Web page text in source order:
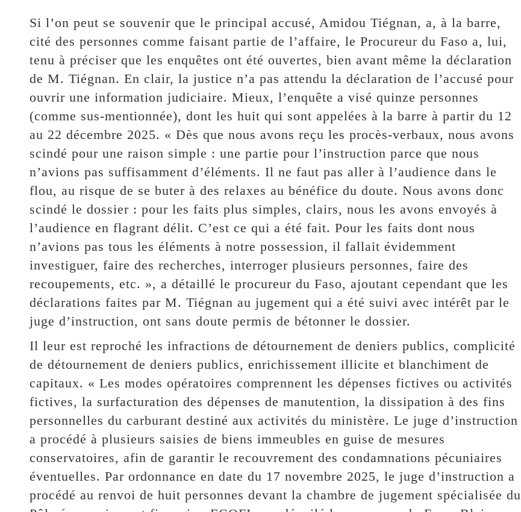
Si l’on peut se souvenir que le principal accusé, Amidou Tiégnan, a, à la barre,
cité des personnes comme faisant partie de l’affaire, le Procureur du Faso a, lui,
tenu à préciser que les enquêtes ont été ouvertes, bien avant même la déclaration
de M. Tiégnan. En clair, la justice n’a pas attendu la déclaration de l’accusé pour
ouvrir une information judiciaire. Mieux, l’enquête a visé quinze personnes
(comme sus-mentionnée), dont les huit qui sont appelées à la barre à partir du 12
au 22 décembre 2025. « Dès que nous avons reçu les procès-verbaux, nous avons
scindé pour une raison simple : une partie pour l’instruction parce que nous
n’avions pas suffisamment d’éléments. Il ne faut pas aller à l’audience dans le
flou, au risque de se buter à des relaxes au bénéfice du doute. Nous avons donc
scindé le dossier : pour les faits plus simples, clairs, nous les avons envoyés à
l’audience en flagrant délit. C’est ce qui a été fait. Pour les faits dont nous
n’avions pas tous les éléments à notre possession, il fallait évidemment
investiguer, faire des recherches, interroger plusieurs personnes, faire des
recoupements, etc. », a détaillé le procureur du Faso, ajoutant cependant que les
déclarations faites par M. Tiégnan au jugement qui a été suivi avec intérêt par le
juge d’instruction, ont sans doute permis de bétonner le dossier.
Il leur est reproché les infractions de détournement de deniers publics, complicité
de détournement de deniers publics, enrichissement illicite et blanchiment de
capitaux. « Les modes opératoires comprennent les dépenses fictives ou activités
fictives, la surfacturation des dépenses de manutention, la dissipation à des fins
personnelles du carburant destiné aux activités du ministère. Le juge d’instruction
a procédé à plusieurs saisies de biens immeubles en guise de mesures
conservatoires, afin de garantir le recouvrement des condamnations pécuniaires
éventuelles. Par ordonnance en date du 17 novembre 2025, le juge d’instruction a
procédé au renvoi de huit personnes devant la chambre de jugement spécialisée du